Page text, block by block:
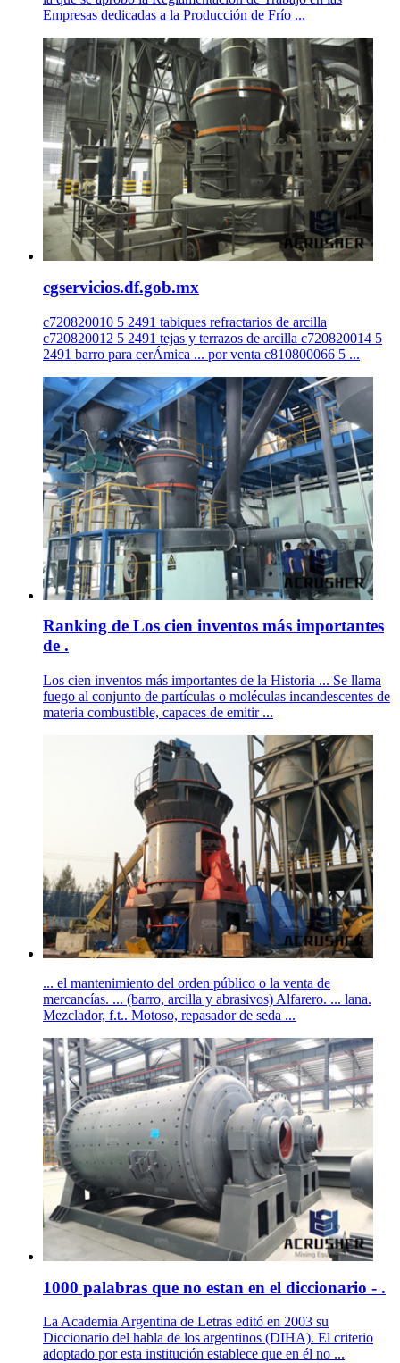
Empresas dedicadas a la Producción de Frío ...
cgservicios.df.gob.mx
c720820010 5 2491 tabiques refractarios de arcilla
c720820012 5 2491 tejas y terrazos de arcilla c720820014 5
2491 barro para cerÁmica ... por venta c810800066 5 ...
Ranking de Los cien inventos más importantes
de .
Los cien inventos más importantes de la Historia ... Se llama
fuego al conjunto de partículas o moléculas incandescentes de
materia combustible, capaces de emitir ...
... el mantenimiento del orden público o la venta de
mercancías. ... (barro, arcilla y abrasivos) Alfarero. ... lana.
Mezclador, f.t.. Motoso, repasador de seda ...
1000 palabras que no estan en el diccionario - .
La Academia Argentina de Letras editó en 2003 su
Diccionario del habla de los argentinos (DIHA). El criterio
adoptado por esta institución establece que en él no ...